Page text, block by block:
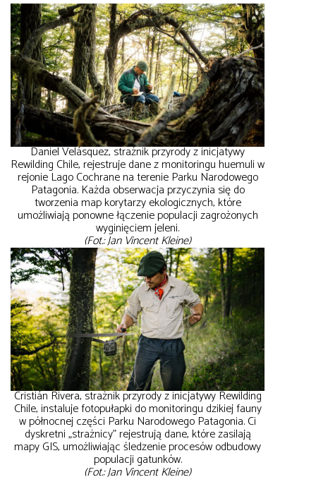
Daniel Velásquez, strażnik przyrody z inicjatywy
Rewilding Chile, rejestruje dane z monitoringu huemuli w
rejonie Lago Cochrane na terenie Parku Narodowego
Patagonia. Każda obserwacja przyczynia się do
tworzenia map korytarzy ekologicznych, które
umożliwiają ponowne łączenie populacji zagrożonych
wyginięciem jeleni.
(Fot.: Jan Vincent Kleine)
Cristián Rivera, strażnik przyrody z inicjatywy Rewilding
Chile, instaluje fotopułapki do monitoringu dzikiej fauny
w północnej części Parku Narodowego Patagonia. Ci
dyskretni „strażnicy” rejestrują dane, które zasilają
mapy GIS, umożliwiając śledzenie procesów odbudowy
populacji gatunków.
(Fot.: Jan Vincent Kleine)